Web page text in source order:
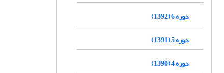
دوره 6 (1392)
دوره 5 (1391)
دوره 4 (1390)